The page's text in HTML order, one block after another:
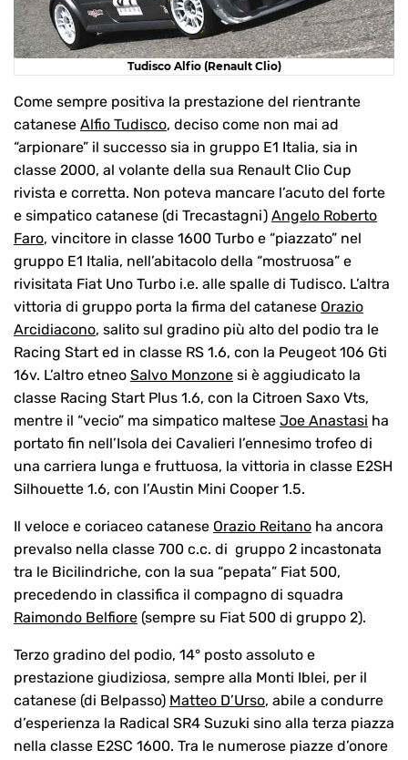
Tudisco Alfio (Renault Clio)
Come sempre positiva la prestazione del rientrante
catanese Alfio Tudisco, deciso come non mai ad
“arpionare” il successo sia in gruppo E1 Italia, sia in
classe 2000, al volante della sua Renault Clio Cup
rivista e corretta. Non poteva mancare l’acuto del forte
e simpatico catanese (di Trecastagni) Angelo Roberto
Faro, vincitore in classe 1600 Turbo e “piazzato” nel
gruppo E1 Italia, nell’abitacolo della “mostruosa” e
rivisitata Fiat Uno Turbo i.e. alle spalle di Tudisco. L’altra
vittoria di gruppo porta la firma del catanese Orazio
Arcidiacono, salito sul gradino più alto del podio tra le
Racing Start ed in classe RS 1.6, con la Peugeot 106 Gti
16v. L’altro etneo Salvo Monzone si è aggiudicato la
classe Racing Start Plus 1.6, con la Citroen Saxo Vts,
mentre il “vecio” ma simpatico maltese Joe Anastasi ha
portato fin nell’Isola dei Cavalieri l’ennesimo trofeo di
una carriera lunga e fruttuosa, la vittoria in classe E2SH
Silhouette 1.6, con l’Austin Mini Cooper 1.5.
Il veloce e coriaceo catanese Orazio Reitano ha ancora
prevalso nella classe 700 c.c. di gruppo 2 incastonata
tra le Bicilindriche, con la sua “pepata” Fiat 500,
precedendo in classifica il compagno di squadra
Raimondo Belfiore (sempre su Fiat 500 di gruppo 2).
Terzo gradino del podio, 14° posto assoluto e
prestazione giudiziosa, sempre alla Monti Iblei, per il
catanese (di Belpasso) Matteo D’Urso, abile a condurre
d’esperienza la Radical SR4 Suzuki sino alla terza piazza
nella classe E2SC 1600. Tra le numerose piazze d’onore